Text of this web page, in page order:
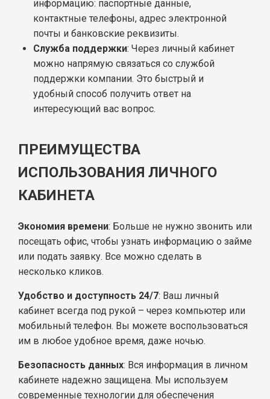
информацию: паспортные данные,
контактные телефоны, адрес электронной
почты и банковские реквизиты.
Служба поддержки: Через личный кабинет
можно напрямую связаться со службой
поддержки компании. Это быстрый и
удобный способ получить ответ на
интересующий вас вопрос.
ПРЕИМУЩЕСТВА
ИСПОЛЬЗОВАНИЯ ЛИЧНОГО
КАБИНЕТА
Экономия времени: Больше не нужно звонить или
посещать офис, чтобы узнать информацию о займе
или подать заявку. Все можно сделать в
несколько кликов.
Удобство и доступность 24/7: Ваш личный
кабинет всегда под рукой – через компьютер или
мобильный телефон. Вы можете воспользоваться
им в любое удобное время, даже ночью.
Безопасность данных: Вся информация в личном
кабинете надежно защищена. Мы используем
современные технологии для обеспечения